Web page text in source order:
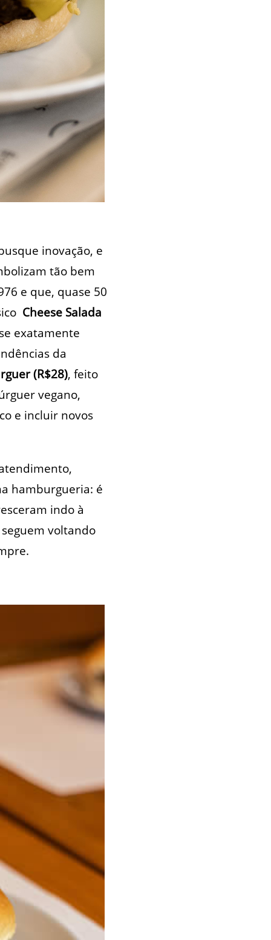
inovação, e
tão bem
e que, quase 50
Cheese Salada
exatamente
da
(R$28), feito
vegano,
e incluir novos
hamburgueria: é
indo à
voltando